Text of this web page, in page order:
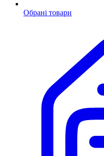
Обрані товари